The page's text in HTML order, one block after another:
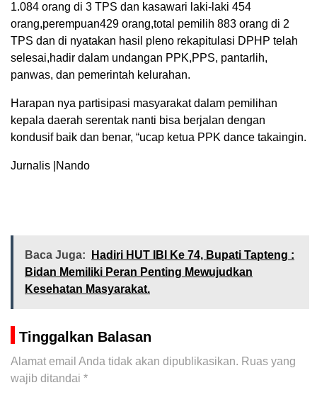
1.084 orang di 3 TPS dan kasawari laki-laki 454
orang,perempuan429 orang,total pemilih 883 orang di 2
TPS dan di nyatakan hasil pleno rekapitulasi DPHP telah
selesai,hadir dalam undangan PPK,PPS, pantarlih,
panwas, dan pemerintah kelurahan.
Harapan nya partisipasi masyarakat dalam pemilihan
kepala daerah serentak nanti bisa berjalan dengan
kondusif baik dan benar, “ucap ketua PPK dance takaingin.
Jurnalis |Nando
Baca Juga:
Hadiri HUT IBI Ke 74, Bupati Tapteng :
Bidan Memiliki Peran Penting Mewujudkan
Kesehatan Masyarakat.
Tinggalkan Balasan
Alamat email Anda tidak akan dipublikasikan. Ruas yang
wajib ditandai *